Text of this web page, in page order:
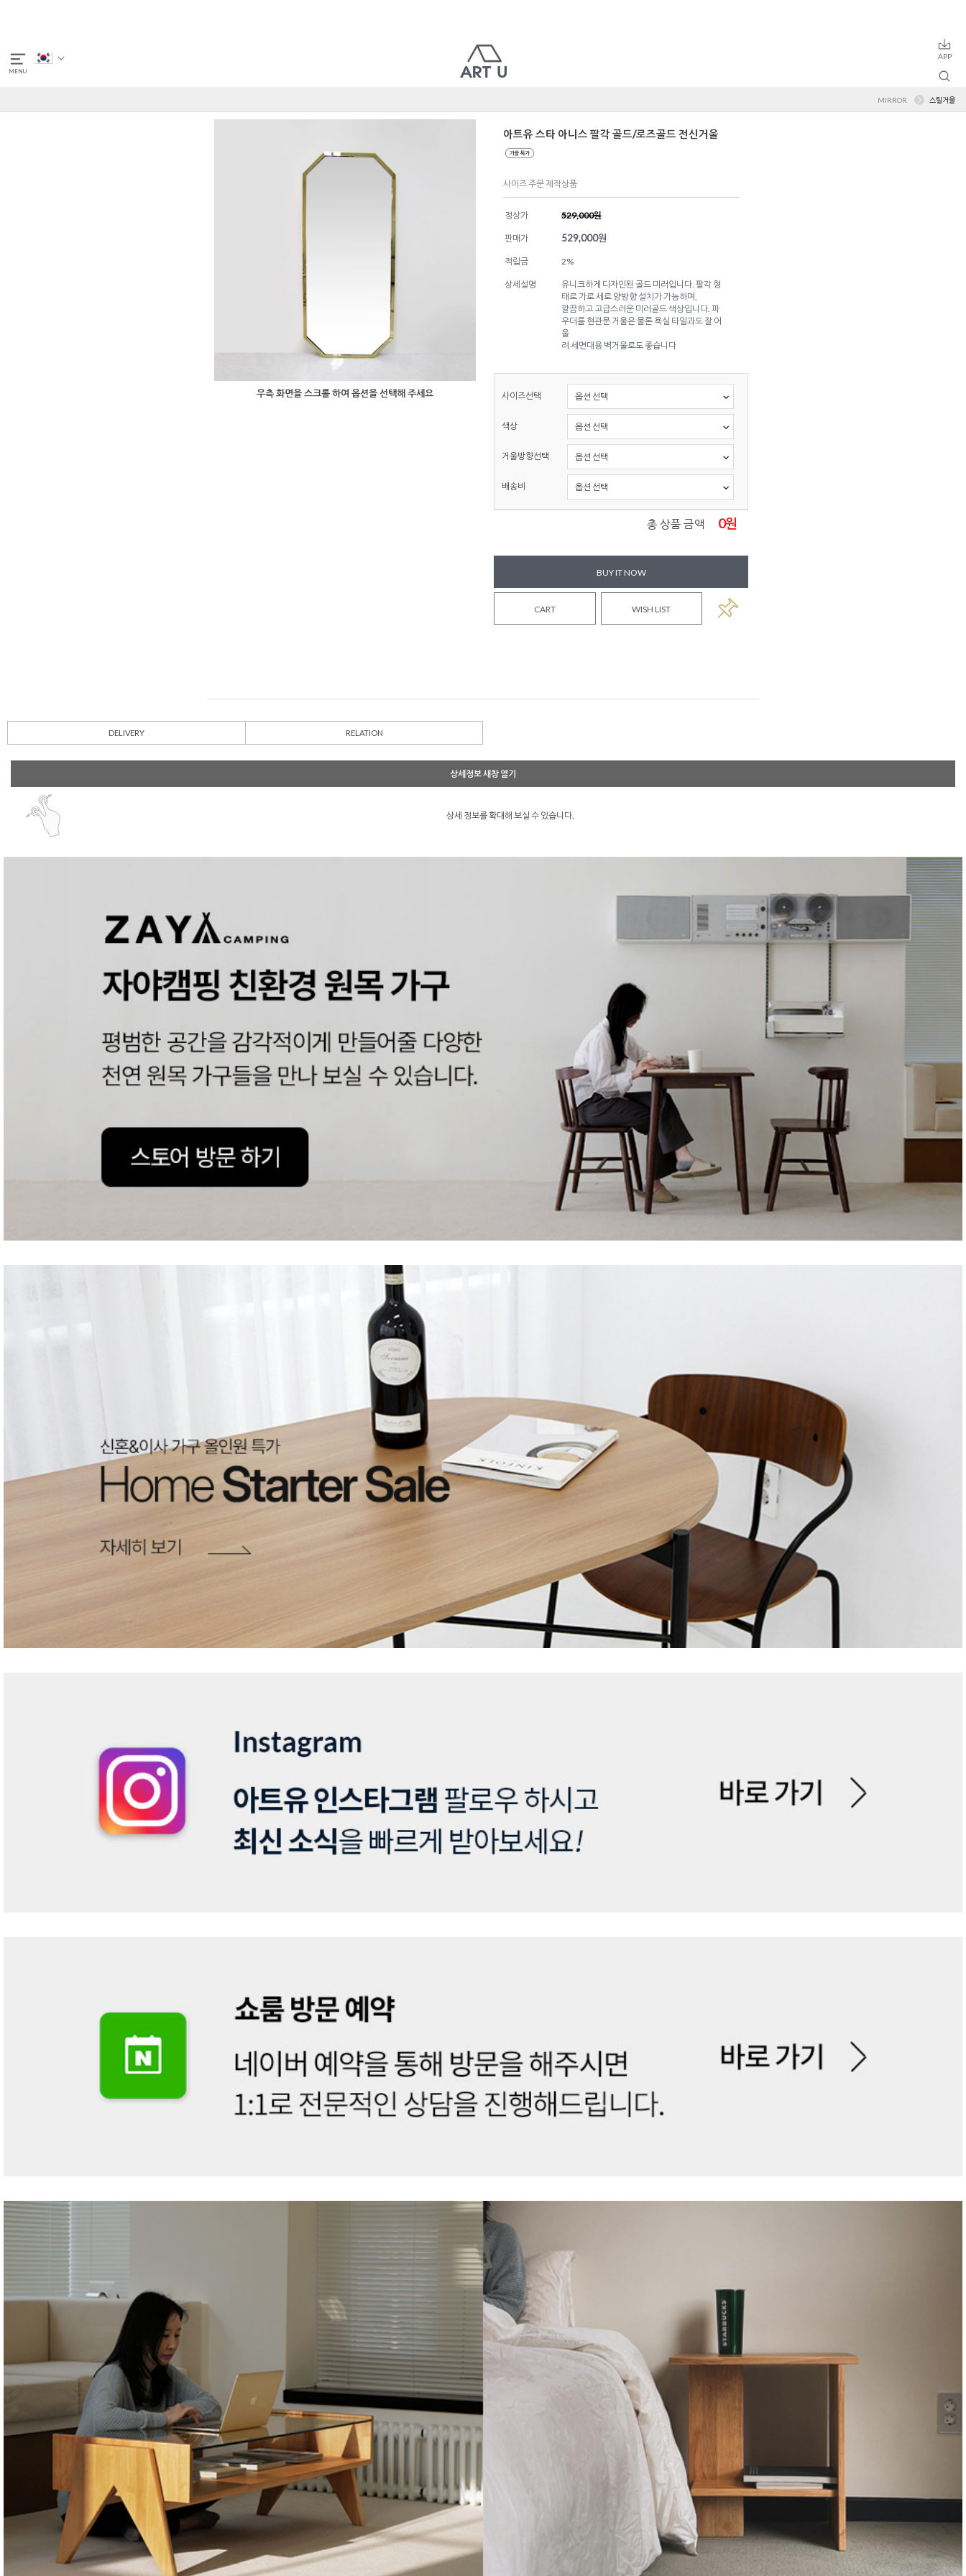
MIRROR 스틸거울
우측 화면을 스크롤 하여 옵션을 선택해 주세요
아트유 스타 아니스 팔각 골드/로즈골드 전신거울
사이즈 주문 제작상품
정상가 529,000원
판매가 529,000원
적립금 2%
상세설명
유니크하게 디자인된 골드 미러입니다. 팔각 형
태로 가로 세로 양방향 설치가 가능하며,
깔끔하고 고급스러운 미러골드 색상입니다. 파
우더룸 현관문 거울은 물론 욕실 타일과도 잘 어
울
려 세면대용 벽거울로도 좋습니다
사이즈선택
색상
거울방향선택
배송비
총 상품 금액 0원
BUY IT NOW
CART WISH LIST
DELIVERY RELATION
상세정보 새창 열기
상세 정보를 확대해 보실 수 있습니다.